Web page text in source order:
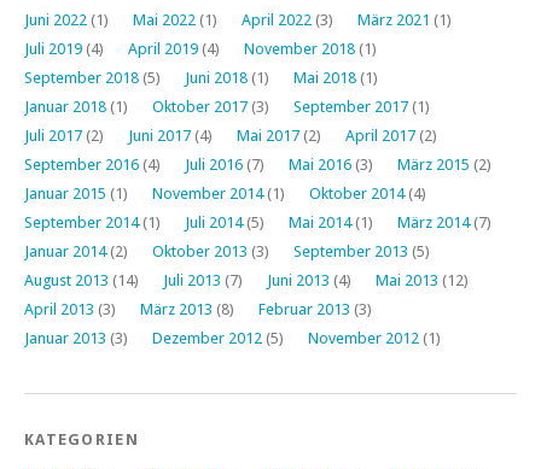
Juni 2022 (1) Mai 2022 (1) April 2022 (3) März 2021 (1)
Juli 2019 (4) April 2019 (4) November 2018 (1)
September 2018 (5) Juni 2018 (1) Mai 2018 (1)
Januar 2018 (1) Oktober 2017 (3) September 2017 (1)
Juli 2017 (2) Juni 2017 (4) Mai 2017 (2) April 2017 (2)
September 2016 (4) Juli 2016 (7) Mai 2016 (3) März 2015 (2)
Januar 2015 (1) November 2014(1) Oktober 2014(4)
September 2014(1) Juli 2014(5) Mai 2014(1) März 2014(7)
Januar 2014(2) Oktober 2013 (3) September 2013 (5)
August 2013 (14) Juli 2013 (7) Juni 2013 (4) Mai 2013 (12)
April 2013 (3) März 2013 (8) Februar 2013 (3)
Januar 2013 (3) Dezember 2012 (5) November 2012 (1)
KATEGORIEN